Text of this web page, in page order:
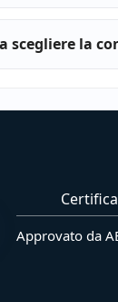
scegliere la
Approvato da